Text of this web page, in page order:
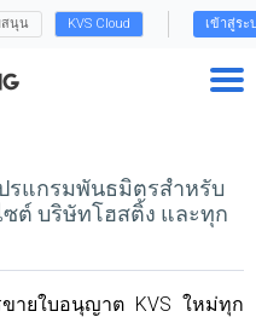
นุน KVS Cloud เข้าสู่ระ
รแกรมพันธมิตรสำหรับ
ซต์ บริษัทโฮสติ้ง และทุก
ขายใบอนุญาต KVS ใหม่ทุก